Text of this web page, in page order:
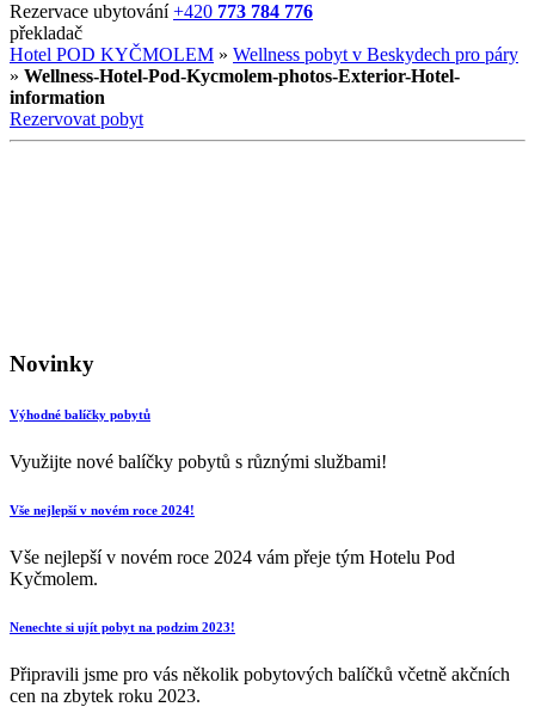
Rezervace ubytování+420 773 784 776
překladač
Hotel POD KYČMOLEM » Wellness pobyt v Beskydech pro páry
» Wellness-Hotel-Pod-Kycmolem-photos-Exterior-Hotel-
information
Rezervovat pobyt
Novinky
Výhodné balíčky pobytů
Využijte nové balíčky pobytů s různými službami!
Vše nejlepší v novém roce 2024!
Vše nejlepší v novém roce 2024 vám přeje tým Hotelu Pod
Kyčmolem.
Nenechte si ujít pobyt na podzim 2023!
Připravili jsme pro vás několik pobytových balíčků včetně akčních
cen na zbytek roku 2023.